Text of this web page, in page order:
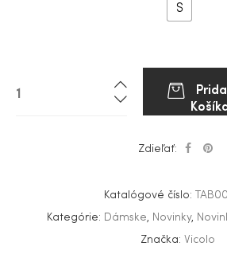
S
Zdieľať:
Katalógové číslo:
Kategórie: Dámske, Novinky,
Značka: Vicolo